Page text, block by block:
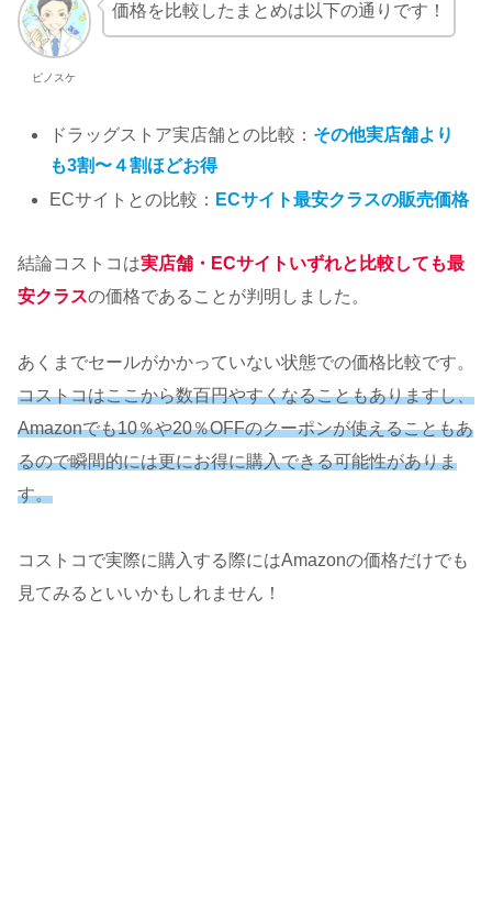
ピノスケ
価格を比較したまとめは以下の通りです！
ドラッグストア実店舗との比較： その他実店舗より
も3割〜４割ほどお得
ECサイトとの比較： ECサイト最安クラスの販売価格
結論コストコは実店舗・ECサイトいずれと比較しても最
安クラスの価格であることが判明しました。
あくまでセールがかかっていない状態での価格比較です。
コストコはここから数百円やすくなることもありますし、
Amazonでも10％や20％OFFのクーポンが使えることもあ
るので瞬間的には更にお得に購入できる可能性がありま
す。
コストコで実際に購入する際にはAmazonの価格だけでも
見てみるといいかもしれません！